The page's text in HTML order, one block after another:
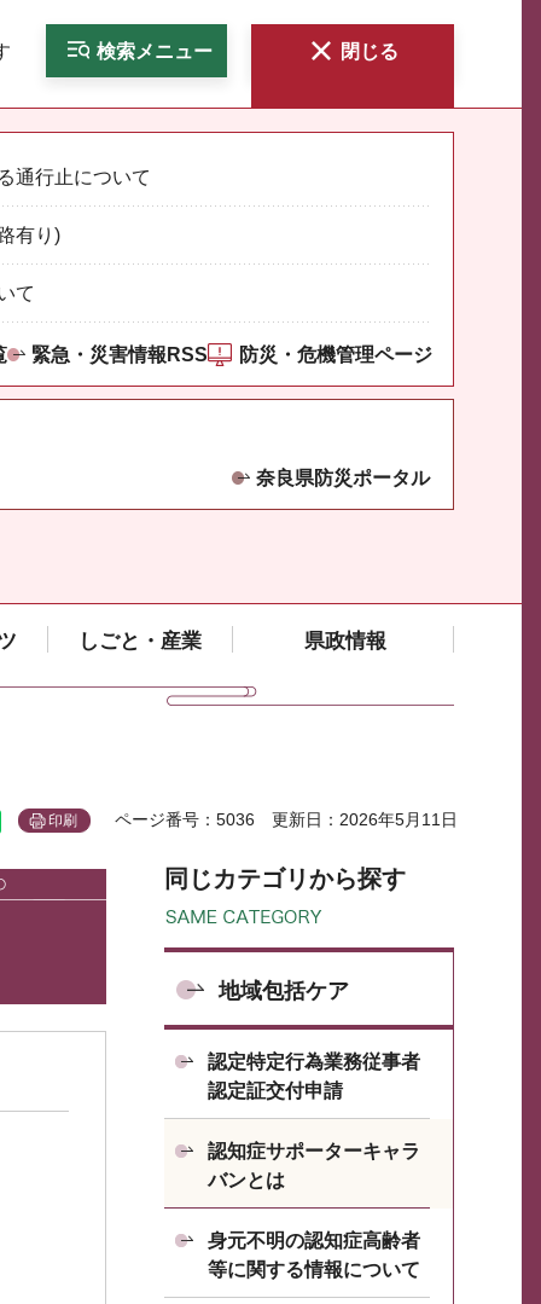
検索メニュー 閉じる
通行止について
有り)
て
緊急・災害情報RSS 防災・危機管理ページ
奈良県防災ポータル
しごと・産業 県政情報
印刷 ページ番号：5036 更新日：2026年5月11日
同じカテゴリから探す
地域包括ケア
認定特定行為業務従事者
認定証交付申請
認知症サポーターキャラ
バンとは
身元不明の認知症高齢者
等に関する情報について